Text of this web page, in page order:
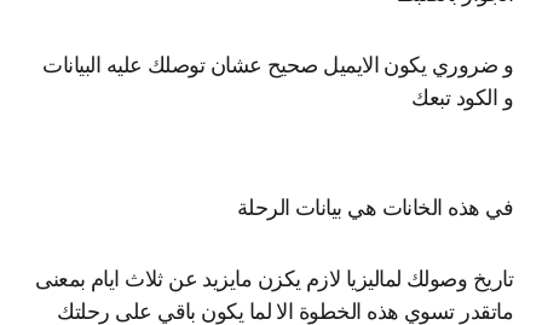
و ضروري يكون الايميل صحيح عشان توصلك عليه البيانات
و الكود تبعك
في هذه الخانات هي بيانات الرحلة
تاريخ وصولك لماليزيا لازم يكزن مايزيد عن ثلاث ايام بمعنى
ماتقدر تسوي هذه الخطوة الا لما يكون باقي على رحلتك